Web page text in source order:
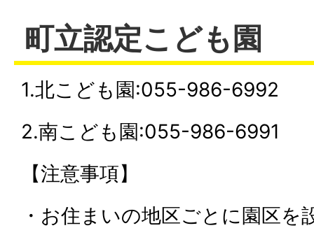
町立認定こども園
1.北こども園:055-986-6992
2.南こども園:055-986-6991
【注意事項】
・お住まいの地区ごとに園区を